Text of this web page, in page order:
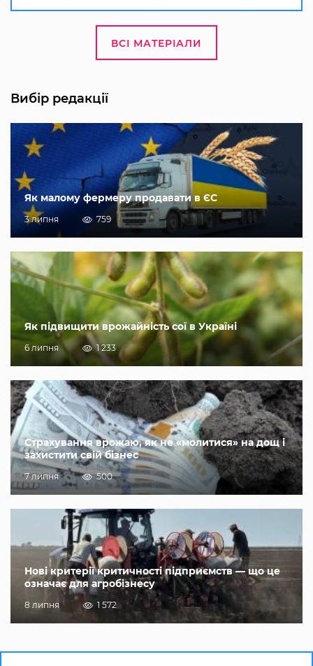
ВСІ МАТЕРІАЛИ
Вибір редакції
Як малому фермеру продавати в ЄС
3 липня 759
Як підвищити врожайність сої в Україні
6 липня 1 233
Страхування врожаю, як не «молитися» на дощ і
захистити свій бізнес
7 липня 500
Нові критерії критичності підприємств — що це
означає для агробізнесу
8 липня 1 572